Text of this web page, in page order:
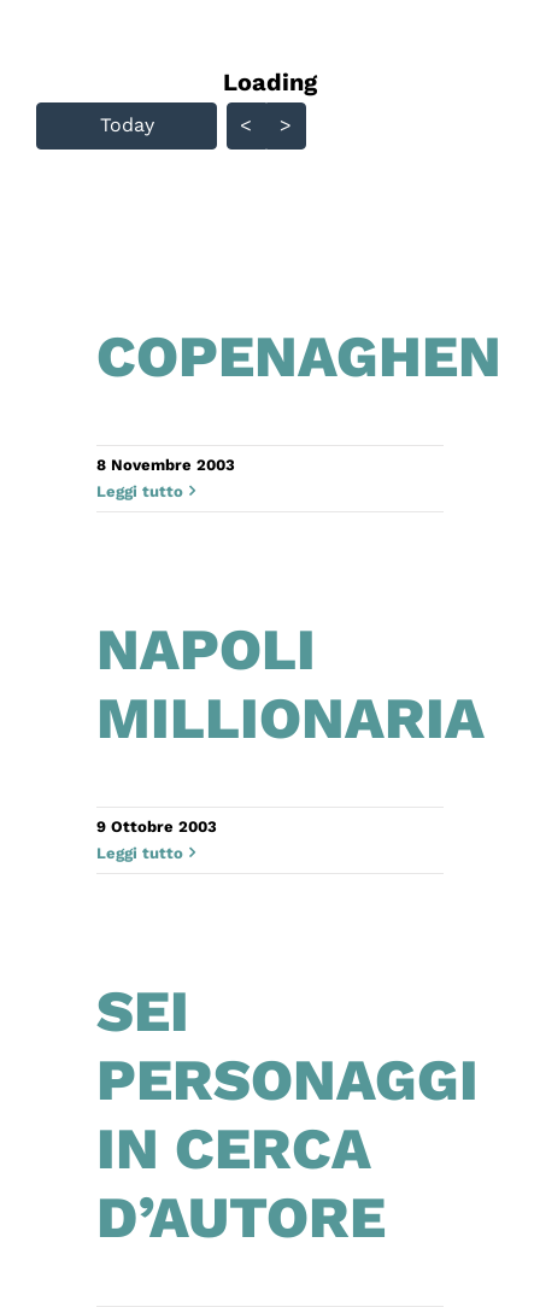
COPENAGHEN
8 Novembre 2003
Leggi tutto
NAPOLI
MILLIONARIA
9 Ottobre 2003
Leggi tutto
SEI
PERSONAGGI
IN CERCA
D’AUTORE
Skip Calendar
Loading - current view is
Loading
Today < >